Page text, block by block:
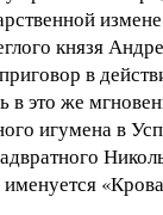
князя
в
в это же
игумена в